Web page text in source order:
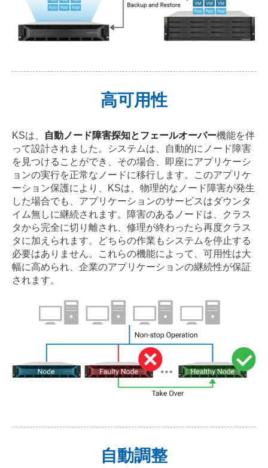
高可用性
KSは、 自動ノード障害探知とフェールオーバー機能を伴
って設計されました。システムは、自動的にノード障害
を見つけることができ、その場合、即座にアプリケーシ
ョンの実行を正常なノードに移行します。このアプリケ
ーション保護により、KSは、物理的なノード障害が発生
した場合でも、アプリケーションのサービスはダウンタ
イム無しに継続されます。障害のあるノードは、クラス
タから完全に切り離され、修理が終わったら再度クラス
タに加えられます。どちらの作業もシステムを停止する
必要はありません。これらの機能によって、可用性は大
幅に高められ、企業のアプリケーションの継続性が保証
されます。
自動調整